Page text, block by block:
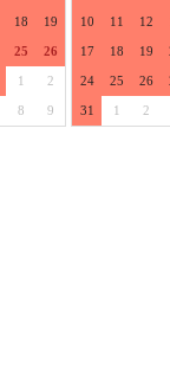
18 19
25 26
1 2
8 9
10 11 12
17 18 19
24 25 26
31 1 2